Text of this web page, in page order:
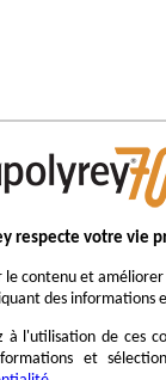
respecte votre vie
le contenu et
des informations
l'utilisation de ces
et